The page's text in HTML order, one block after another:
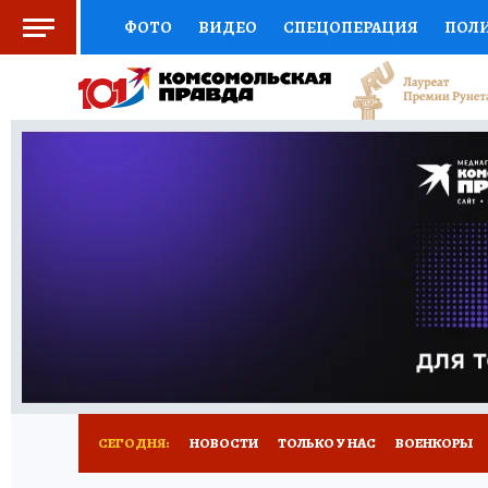
ФОТО ВИДЕО СПЕЦОПЕРАЦИЯ
СОЦПОДДЕРЖКА НАУКА СПОРТ
ВЫБОР ЭКСПЕРТОВ ДОКТОР
ПРОГНОЗЫ НА СПОРТ
НОВОЕ
СЕГОДНЯ: НОВОСТИ ТОЛЬКО У НАС ВОЕНКОРЫ